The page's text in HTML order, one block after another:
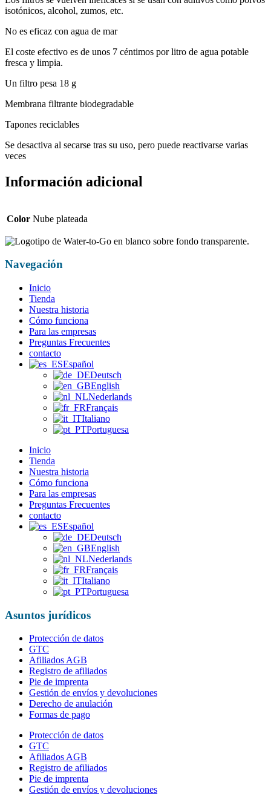
isotónicos, alcohol, zumos, etc.
No es eficaz con agua de mar
El coste efectivo es de unos 7 céntimos por litro de agua potable
fresca y limpia.
Un filtro pesa 18 g
Membrana filtrante biodegradable
Tapones reciclables
Se desactiva al secarse tras su uso, pero puede reactivarse varias
veces
Información adicional
Color Nube plateada
Navegación
Inicio
Tienda
Nuestra historia
Cómo funciona
Para las empresas
Preguntas Frecuentes
contacto
Español
Deutsch
English
Nederlands
Français
Italiano
Portuguesa
Inicio
Tienda
Nuestra historia
Cómo funciona
Para las empresas
Preguntas Frecuentes
contacto
Español
Deutsch
English
Nederlands
Français
Italiano
Portuguesa
Asuntos jurídicos
Protección de datos
GTC
Afiliados AGB
Registro de afiliados
Pie de imprenta
Gestión de envíos y devoluciones
Derecho de anulación
Formas de pago
Protección de datos
GTC
Afiliados AGB
Registro de afiliados
Pie de imprenta
Gestión de envíos y devoluciones